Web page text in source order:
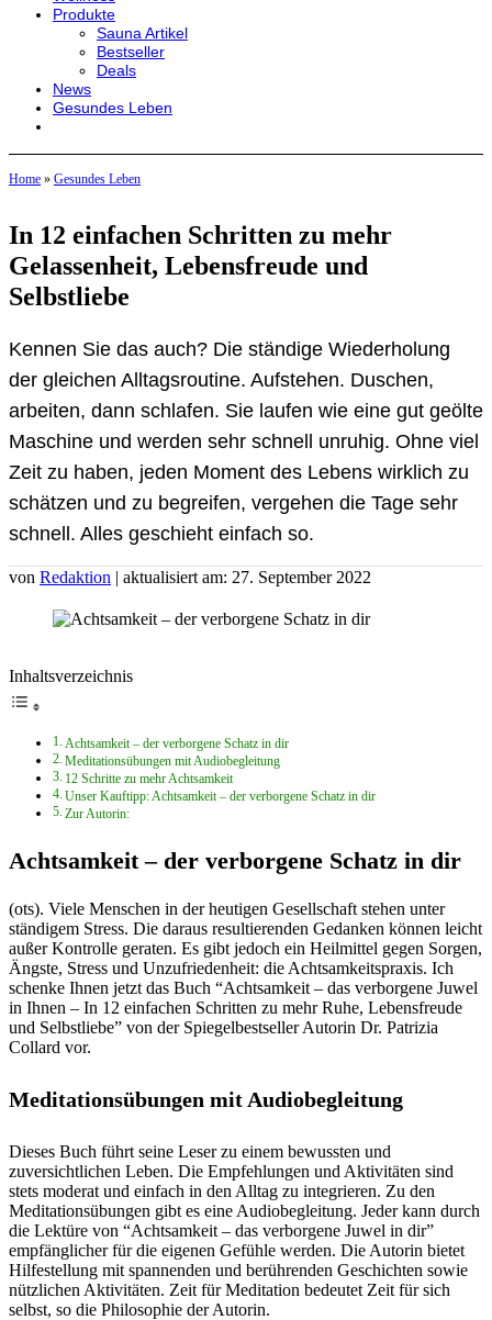
Produkte
Sauna Artikel
Bestseller
Deals
News
Gesundes Leben
Home » Gesundes Leben
In 12 einfachen Schritten zu mehr
Gelassenheit, Lebensfreude und
Selbstliebe
Kennen Sie das auch? Die ständige Wiederholung
der gleichen Alltagsroutine. Aufstehen. Duschen,
arbeiten, dann schlafen. Sie laufen wie eine gut geölte
Maschine und werden sehr schnell unruhig. Ohne viel
Zeit zu haben, jeden Moment des Lebens wirklich zu
schätzen und zu begreifen, vergehen die Tage sehr
schnell. Alles geschieht einfach so.
von Redaktion | aktualisiert am: 27. September 2022
Inhaltsverzeichnis
Achtsamkeit – der verborgene Schatz in dir
Meditationsübungen mit Audiobegleitung
12 Schritte zu mehr Achtsamkeit
Unser Kauftipp: Achtsamkeit – der verborgene Schatz in dir
Zur Autorin:
Achtsamkeit – der verborgene Schatz in dir
(ots). Viele Menschen in der heutigen Gesellschaft stehen unter
ständigem Stress. Die daraus resultierenden Gedanken können leicht
außer Kontrolle geraten. Es gibt jedoch ein Heilmittel gegen Sorgen,
Ängste, Stress und Unzufriedenheit: die Achtsamkeitspraxis. Ich
schenke Ihnen jetzt das Buch “Achtsamkeit – das verborgene Juwel
in Ihnen – In 12 einfachen Schritten zu mehr Ruhe, Lebensfreude
und Selbstliebe” von der Spiegelbestseller Autorin Dr. Patrizia
Collard vor.
Meditationsübungen mit Audiobegleitung
Dieses Buch führt seine Leser zu einem bewussten und
zuversichtlichen Leben. Die Empfehlungen und Aktivitäten sind
stets moderat und einfach in den Alltag zu integrieren. Zu den
Meditationsübungen gibt es eine Audiobegleitung. Jeder kann durch
die Lektüre von “Achtsamkeit – das verborgene Juwel in dir”
empfänglicher für die eigenen Gefühle werden. Die Autorin bietet
Hilfestellung mit spannenden und berührenden Geschichten sowie
nützlichen Aktivitäten. Zeit für Meditation bedeutet Zeit für sich
selbst, so die Philosophie der Autorin.